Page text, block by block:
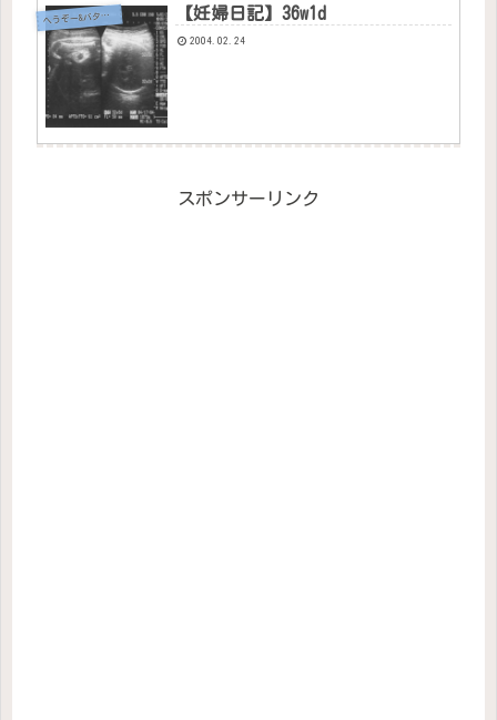
へ
うぞー&バタちゃん 【妊婦日記】36w1d
2004.02.24
スポンサーリンク